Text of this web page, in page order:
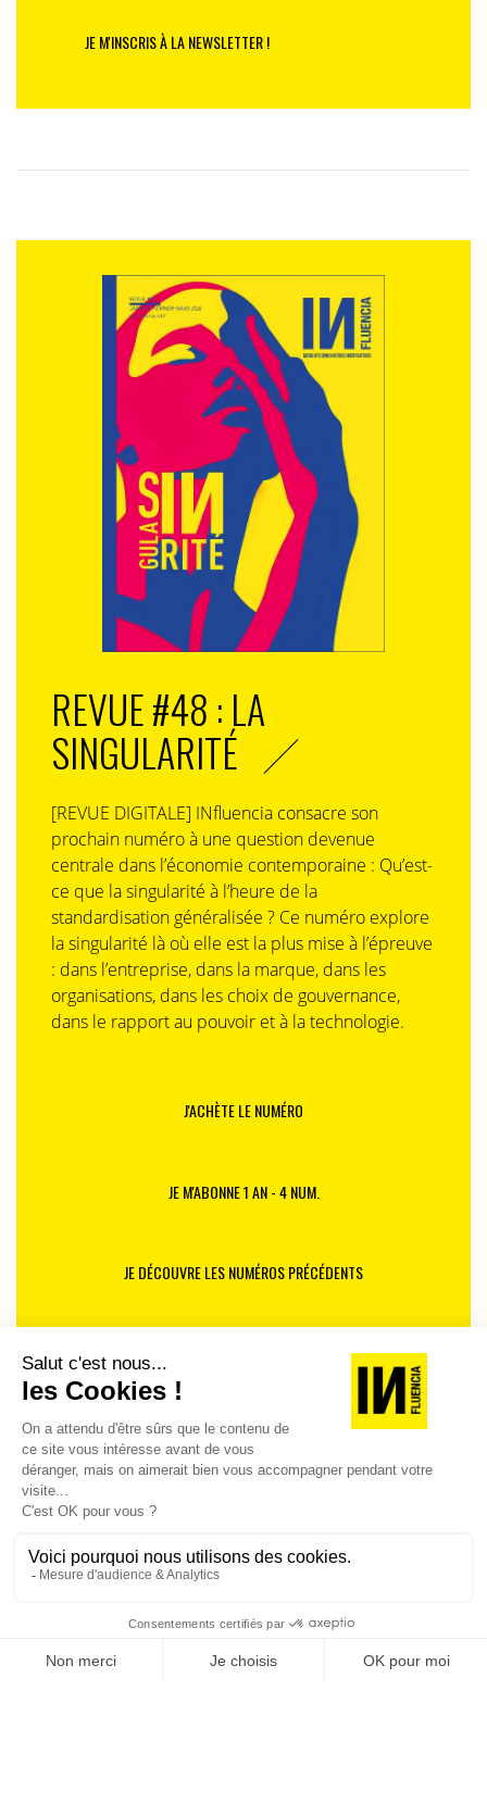
JE M'INSCRIS À LA NEWSLETTER !
REVUE #48 : LA
SINGULARITÉ
[REVUE DIGITALE] INfluencia consacre son
prochain numéro à une question devenue
centrale dans l’économie contemporaine : Qu’est-
ce que la singularité à l’heure de la
standardisation généralisée ? Ce numéro explore
la singularité là où elle est la plus mise à l’épreuve
: dans l’entreprise, dans la marque, dans les
organisations, dans les choix de gouvernance,
dans le rapport au pouvoir et à la technologie.
J'ACHÈTE LE NUMÉRO
JE M'ABONNE 1 AN - 4 NUM.
JE DÉCOUVRE LES NUMÉROS PRÉCÉDENTS